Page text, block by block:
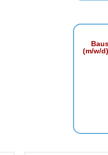
(m/w/